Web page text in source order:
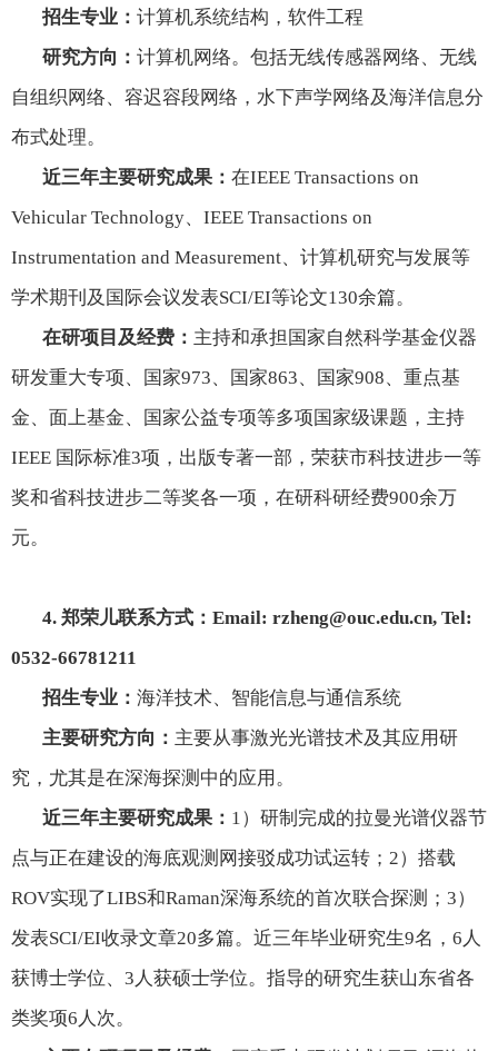
招生专业： 计算机系统结构，软件工程
研究方向： 计算机网络。包括无线传感器网络、无线
自组织网络、容迟容段网络，水下声学网络及海洋信息分
布式处理。
近三年主要研究成果： 在IEEE Transactions on
Vehicular Technology、 IEEE Transactions on
Instrumentation and Measurement、计算机研究与发展等
学术期刊及国际会议发表SCI/EI等论文130余篇。
在研项目及经费： 主持和承担国家自然科学基金仪器
研发重大专项、国家973、国家863、国家908、重点基
金、面上基金、国家公益专项等多项国家级课题，主持
IEEE 国际标准3项，出版专著一部，荣获市科技进步一等
奖和省科技进步二等奖各一项，在研科研经费900余万
元。
4. 郑荣儿联系方式： Email: rzheng@ouc.edu.cn, Tel:
0532-66781211
招生专业： 海洋技术、智能信息与通信系统
主要研究方向： 主要从事激光光谱技术及其应用研
究，尤其是在深海探测中的应用。
近三年主要研究成果： 1 ）研制完成的拉曼光谱仪器节
点与正在建设的海底观测网接驳成功试运转； 2）搭载
ROV实现了LIBS和Raman深海系统的首次联合探测； 3）
发表SCI/EI收录文章20多篇。近三年毕业研究生9名， 6 人
获博士学位、 3 人获硕士学位。指导的研究生获山东省各
类奖项6 人次。